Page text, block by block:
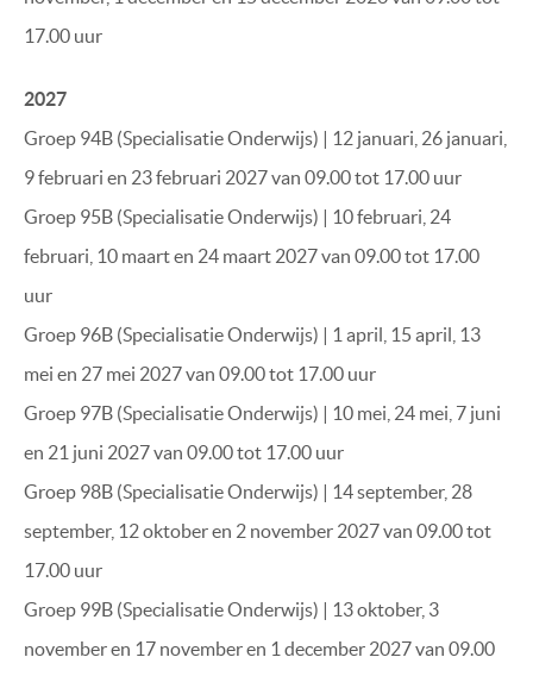
17.00 uur
2027
Groep 94B (Specialisatie Onderwijs) | 12 januari, 26 januari,
9 februari en 23 februari 2027 van 09.00 tot 17.00 uur
Groep 95B (Specialisatie Onderwijs) | 10 februari, 24
februari, 10 maart en 24 maart 2027 van 09.00 tot 17.00
uur
Groep 96B (Specialisatie Onderwijs) | 1 april,
15 april,
13
mei en 27 mei 2027van 09.00 tot 17.00 uur
Groep 97B (Specialisatie Onderwijs) | 10 mei, 24 mei, 7 juni
en 21 juni 2027van 09.00 tot 17.00 uur
Groep 98B (Specialisatie Onderwijs) | 14 september, 28
september, 12 oktober en 2 november 2027van 09.00 tot
17.00 uur
Groep 99B (Specialisatie Onderwijs) | 13 oktober, 3
november en 17 november en 1 december 2027 van 09.00